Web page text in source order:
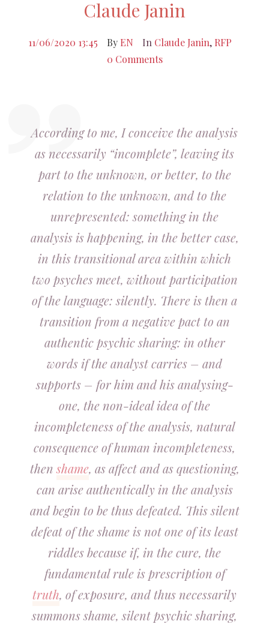
Claude Janin
11/06/2020 13:45 By EN In Claude Janin, RFP
0 Comments
According to me, I conceive the analysis
as necessarily “incomplete”, leaving its
part to the unknown, or better, to the
relation to the unknown, and to the
unrepresented: something in the
analysis is happening, in the better case,
in this transitional area within which
two psyches meet, without participation
of the language: silently. There is then a
transition from a negative pact to an
authentic psychic sharing: in other
words if the analyst carries – and
supports – for him and his analysing-
one, the non-ideal idea of the
incompleteness of the analysis, natural
consequence of human incompleteness,
thenshame, as affect and as questioning,
can arise authentically in the analysis
and begin to be thus defeated. This silent
defeat of the shame is not one of its least
riddles because if, in the cure, the
fundamental rule is prescription of
truth, of exposure, and thus necessarily
summons shame, silent psychic sharing,